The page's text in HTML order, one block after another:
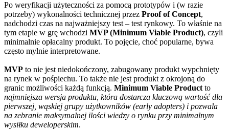
Po weryfikacji użyteczności za pomocą prototypów i (w razie
potrzeby) wykonalności technicznej przez Proof of Concept,
nadchodzi czas na najważniejszy test – test rynkowy. To właśnie na
tym etapie w grę wchodzi MVP (Minimum Viable Product), czyli
minimalnie opłacalny produkt. To pojęcie, choć popularne, bywa
często mylnie interpretowane.
MVP to nie jest niedokończony, zabugowany produkt wypchnięty
na rynek w pośpiechu. To także nie jest produkt z okrojoną do
granic możliwości każdą funkcją. Minimum Viable Productto
najmniejsza wersja produktu, która dostarcza kluczową wartość dla
pierwszej, wąskiej grupy użytkowników (early adopters) i pozwala
na zebranie maksymalnej ilości wiedzy o rynku przy minimalnym
wysiłku deweloperskim.